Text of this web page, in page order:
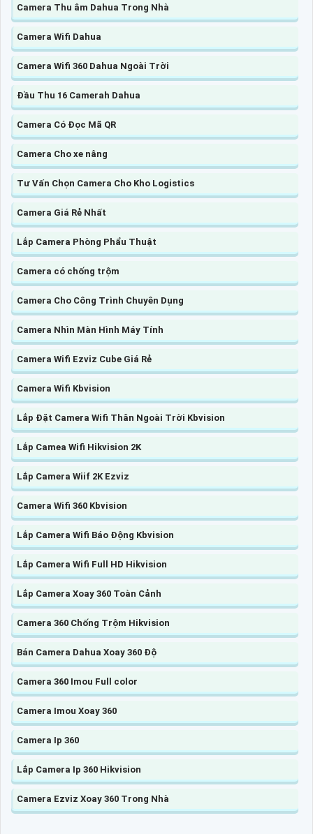
Camera Thu âm Dahua Trong Nhà
Camera Wifi Dahua
Camera Wifi 360 Dahua Ngoài Trời
Đầu Thu 16 Camerah Dahua
Camera Có Đọc Mã QR
Camera Cho xe nâng
Tư Vấn Chọn Camera Cho Kho Logistics
Camera Giá Rẻ Nhất
Lắp Camera Phòng Phẩu Thuật
Camera có chống trộm
Camera Cho Công Trình Chuyên Dụng
Camera Nhìn Màn Hình Máy Tính
Camera Wifi Ezviz Cube Giá Rẻ
Camera Wifi Kbvision
Lắp Đặt Camera Wifi Thân Ngoài Trời Kbvision
Lắp Camea Wifi Hikvision 2K
Lắp Camera Wiif 2K Ezviz
Camera Wifi 360 Kbvision
Lắp Camera Wifi Báo Động Kbvision
Lắp Camera Wifi Full HD Hikvision
Lắp Camera Xoay 360 Toàn Cảnh
Camera 360 Chống Trộm Hikvision
Bán Camera Dahua Xoay 360 Độ
Camera 360 Imou Full color
Camera Imou Xoay 360
Camera Ip 360
Lắp Camera Ip 360 Hikvision
Camera Ezviz Xoay 360 Trong Nhà